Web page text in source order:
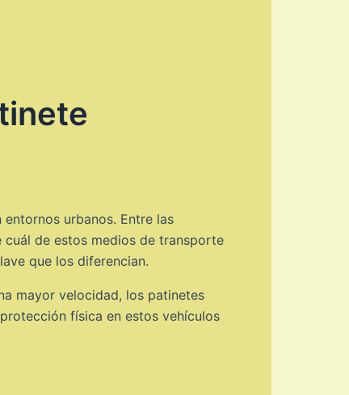
urbanos. Entre las
cuál de estos medios de transporte
que los diferencian.
mayor velocidad, los patinetes
física en estos vehículos